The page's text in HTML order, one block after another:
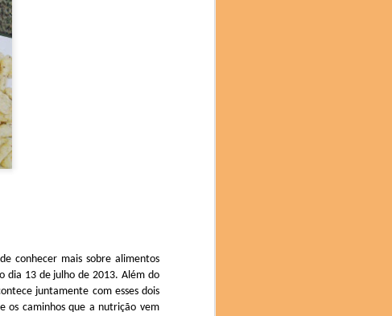
conhecer mais sobre alimentos
dia 13 de julho de 2013. Além do
juntamente com esses dois
os caminhos que a nutrição vem
(SP). Nas palestras da
as texturas do cupuaçu e a
e no Brunch tivemos uma
e Sinimbu do Pará, e as